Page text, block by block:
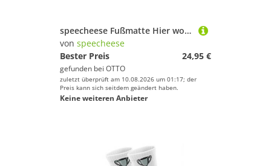
speecheese Fußmatte Hier wohnt ein Kassel Fan Fußmatte in 40x60 cm ohne Rand mit Boden
von speecheese
Bester Preis
24,95 €
gefunden bei OTTO
zuletzt überprüft am 10.08.2026 um 01:17; der
Preis kann sich seitdem geändert haben.
Keine weiteren Anbieter